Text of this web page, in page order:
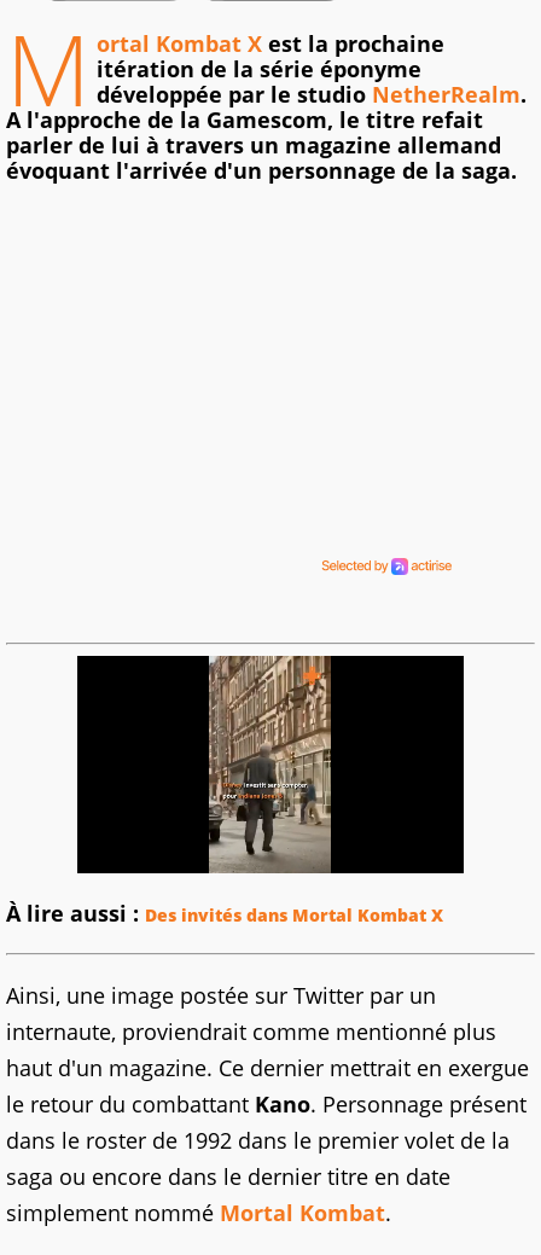
M ortal Kombat X est la prochaine
itération de la série éponyme
développée par le studio NetherRealm.
A l'approche de la Gamescom, le titre refait
parler de lui à travers un magazine allemand
évoquant l'arrivée d'un personnage de la saga.
À lire aussi : Des invités dans Mortal Kombat X
Ainsi, une image postée sur Twitter par un
internaute, proviendrait comme mentionné plus
haut d'un magazine. Ce dernier mettrait en exergue
le retour du combattant Kano. Personnage présent
dans le roster de 1992 dans le premier volet de la
saga ou encore dans le dernier titre en date
simplement nommé Mortal Kombat.